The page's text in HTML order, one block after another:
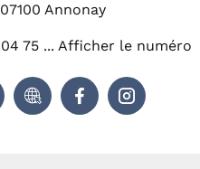
07100 Annonay
04 75 ... Afficher le numéro